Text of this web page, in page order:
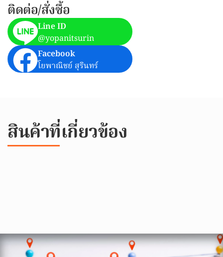
ติดต่อ/สั่งซื้อ
Line ID
@yopanitsurin
Facebook
โยพาณิชย์ สุรินทร์
สินค้าที่เกี่ยวข้อง